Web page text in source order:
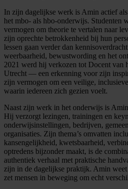
In zijn dagelijkse werk is Amin actief
het mbo- als hbo-onderwijs. Studenten
vermogen om theorie te vertalen naar
zijn oprechte betrokkenheid bij hun
lessen gaan verder dan
weerbaarheid, bewustwording en het
2021 werd hij verkozen tot Docent van
Utrecht — een erkenning voor zijn
zijn vermogen om een veilige,
waarin iedereen zich gezien voelt.
Naast zijn werk in het onderwijs is
Hij verzorgt lezingen, trainingen en
onderwijsinstellingen, bedrijven,
organisaties. Zijn thema’s omvatten
kansengelijkheid, kwetsbaarheid,
optredens bijzonder maakt, is de
authentiek verhaal met praktische
zijn in de dagelijkse praktijk. Amin
zet mensen in beweging om echt